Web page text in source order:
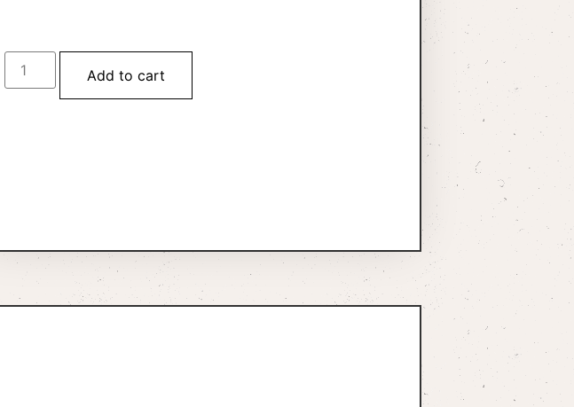
Add to cart